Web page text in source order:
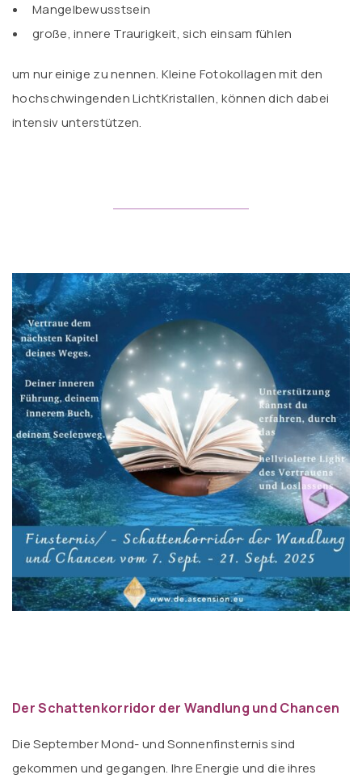
Mangelbewusstsein
große, innere Traurigkeit, sich einsam fühlen
um nur einige zu nennen. Kleine Fotokollagen mit den
hochschwingenden LichtKristallen, können dich dabei
intensiv unterstützen.
Der Schattenkorridor der Wandlung und Chancen
Die September Mond- und Sonnenfinsternis sind
gekommen und gegangen. Ihre Energie und die ihres